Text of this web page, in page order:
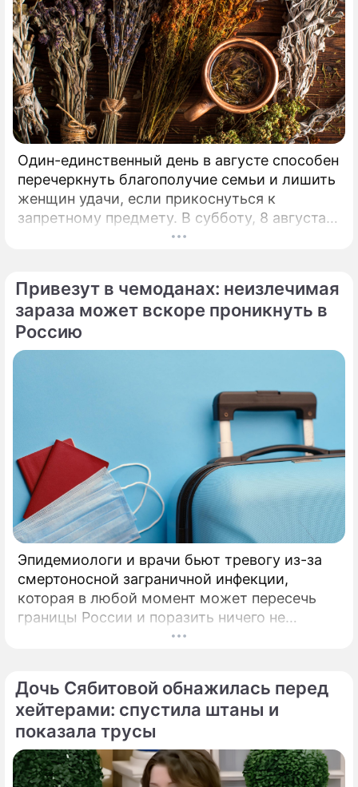
Продолжение: Заявление
Зеленского о НАТО оценили:
Пытается продать себя и
Украину подороже
Один-единственный день в августе способен
перечеркнуть благополучие семьи и лишить
женщин удачи, если прикоснуться к
запретному предмету. В субботу, 8 августа,
православная церковь молитвенно чтит
Никомидийских.
Привезут в чемоданах: неизлечимая
зараза может вскоре проникнуть в
Россию
Эпидемиологи и врачи бьют тревогу из-за
смертоносной заграничной инфекции,
которая в любой момент может пересечь
границы России и поразить ничего не
подозревающих граждан. Россию
и смертоносный вирус Бурбон.
Дочь Сябитовой обнажилась перед
хейтерами: спустила штаны и
показала трусы